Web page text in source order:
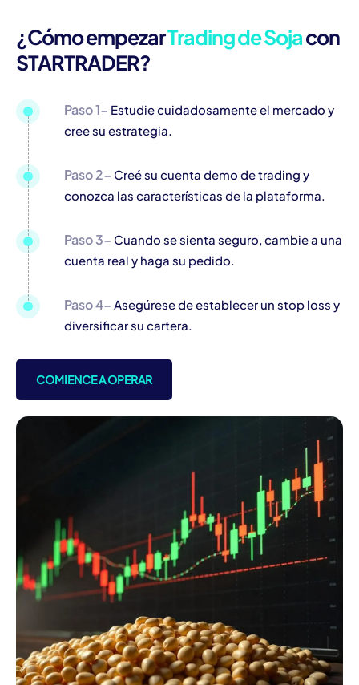
¿Cómo empezarTrading de Sojacon
STARTRADER?
Paso 1- Estudie cuidadosamente el mercado y
cree su estrategia.
Paso 2- Creé su cuenta demo de trading y
conozca las características de la plataforma.
Paso 3- Cuando se sienta seguro, cambie a una
cuenta real y haga su pedido.
Paso 4- Asegúrese de establecer un stop loss y
diversificar su cartera.
COMIENCE A OPERAR